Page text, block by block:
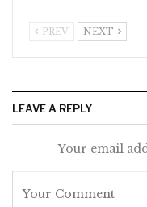
PREV NEXT
LEAVE A REPLY
Your email